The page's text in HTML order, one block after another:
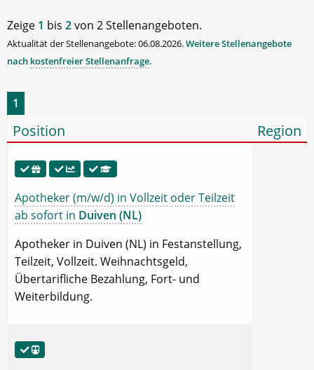
Zeige 1 bis 2von 2 Stellenangeboten.
Aktualität der Stellenangebote: 06.08.2026.Weitere Stellenangebote
nach kostenfreier Stellenanfrage.
1
Position Region
Apotheker (m/w/d) in Vollzeit oder Teilzeit
ab sofort in Duiven (NL)
Apotheker in Duiven (NL) in Festanstellung,
Teilzeit, Vollzeit. Weihnachtsgeld,
Übertarifliche Bezahlung, Fort- und
Weiterbildung.